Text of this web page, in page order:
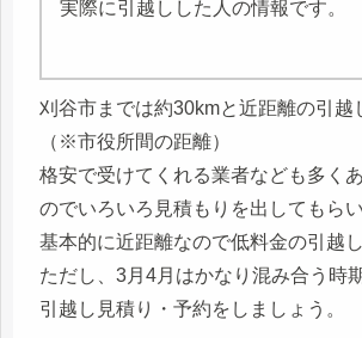
実際に引越しした人の情報です。
刈谷市までは約30kmと近距離の引越
（※市役所間の距離）
格安で受けてくれる業者なども多く
のでいろいろ見積もりを出してもらい
基本的に近距離なので低料金の引越
ただし、3月4月はかなり混み合う時
引越し見積り・予約をしましょう。